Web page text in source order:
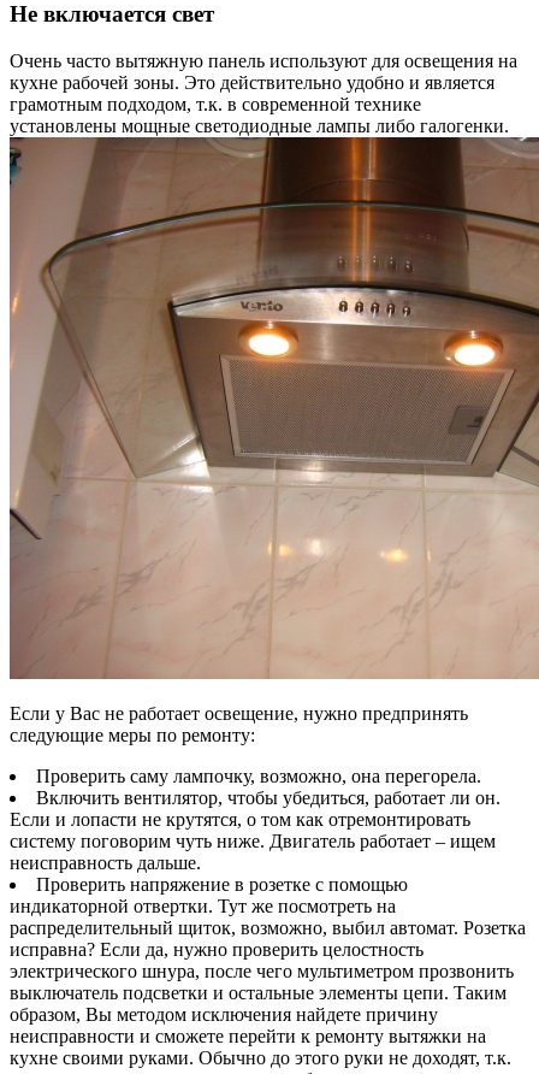
Не включается свет
Очень часто вытяжную панель используют для освещения на
кухне рабочей зоны. Это действительно удобно и является
грамотным подходом, т.к. в современной технике
установлены мощные светодиодные лампы либо галогенки.
Если у Вас не работает освещение, нужно предпринять
следующие меры по ремонту:
Проверить саму лампочку, возможно, она перегорела.
Включить вентилятор, чтобы убедиться, работает ли он.
Если и лопасти не крутятся, о том как отремонтировать
систему поговорим чуть ниже. Двигатель работает – ищем
неисправность дальше.
Проверить напряжение в розетке с помощью
индикаторной отвертки. Тут же посмотреть на
распределительный щиток, возможно, выбил автомат. Розетка
исправна? Если да, нужно проверить целостность
электрического шнура, после чего мультиметром прозвонить
выключатель подсветки и остальные элементы цепи. Таким
образом, Вы методом исключения найдете причину
неисправности и сможете перейти к ремонту вытяжки на
кухне своими руками. Обычно до этого руки не доходят, т.к.